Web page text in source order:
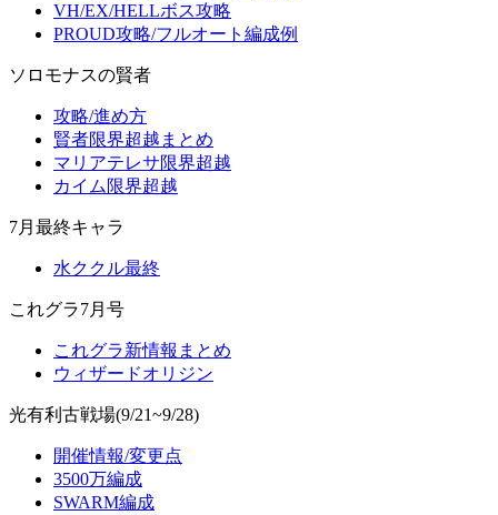
VH/EX/HELLボス攻略
PROUD攻略/フルオート編成例
ソロモナスの賢者
攻略/進め方
賢者限界超越まとめ
マリアテレサ限界超越
カイム限界超越
7月最終キャラ
水ククル最終
これグラ7月号
これグラ新情報まとめ
ウィザードオリジン
光有利古戦場(9/21~9/28)
開催情報/変更点
3500万編成
SWARM編成